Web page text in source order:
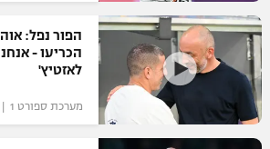
הפור נפל:
הכריעו -
לאזטיץ'
מערכת ספורט 1 | לפני 6 חודשים